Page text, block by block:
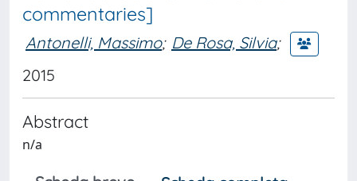
commentaries]
Antonelli, Massimo; De Rosa, Silvia;
2015
Abstract
n/a